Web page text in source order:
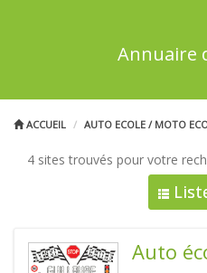
Annuaire
ACCUEIL AUTO ECOLE / MOTO
4 sites trouvés pour votre
Auto